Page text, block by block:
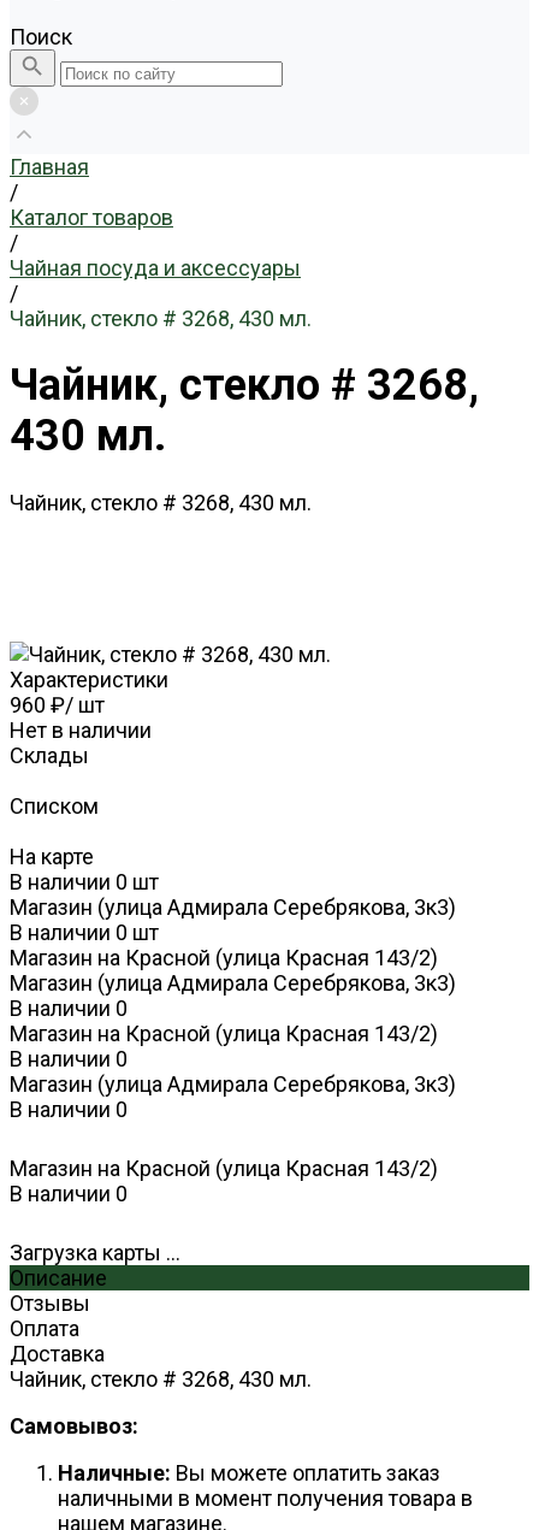
Поиск
Главная
/
Каталог товаров
/
Чайная посуда и аксессуары
/
Чайник, стекло # 3268, 430 мл.
Чайник, стекло # 3268,
430 мл.
Чайник, стекло # 3268, 430 мл.
Характеристики
960 ₽/ шт
Нет в наличии
Склады
Списком
На карте
В наличии 0 шт
Магазин (улица Адмирала Серебрякова, 3к3)
В наличии 0 шт
Магазин на Красной (улица Красная 143/2)
Магазин (улица Адмирала Серебрякова, 3к3)
В наличии 0
Магазин на Красной (улица Красная 143/2)
В наличии 0
Магазин (улица Адмирала Серебрякова, 3к3)
В наличии 0
Магазин на Красной (улица Красная 143/2)
В наличии 0
Загрузка карты ...
Описание
Отзывы
Оплата
Доставка
Чайник, стекло # 3268, 430 мл.
Самовывоз:
Наличные: Вы можете оплатить заказ
наличными в момент получения товара в
нашем магазине.